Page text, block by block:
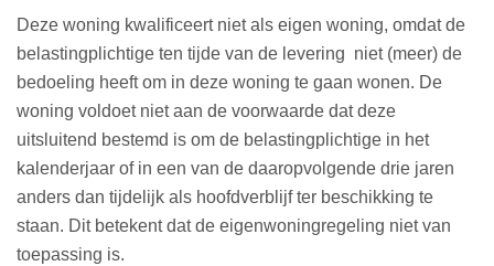
Deze woning kwalificeert niet als eigen woning, omdat de
belastingplichtige ten tijde van de levering niet (meer) de
bedoeling heeft om in deze woning te gaan wonen. De
woning voldoet niet aan de voorwaarde dat deze
uitsluitend bestemd is om de belastingplichtige in het
kalenderjaar of in een van de daaropvolgende drie jaren
anders dan tijdelijk als hoofdverblijf ter beschikking te
staan. Dit betekent dat de eigenwoningregeling niet van
toepassing is.